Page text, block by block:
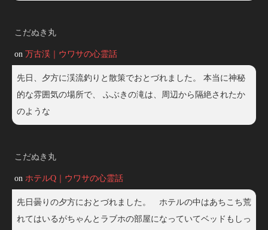
こだぬき丸
on 万古渓｜ウワサの心霊話
先日、夕方に渓流釣りと散策でおとづれました。 本当に神秘
的な雰囲気の場所で、 ふぶきの滝は、周辺から隔絶されたか
のような
こだぬき丸
on ホテルQ｜ウワサの心霊話
先日曇りの夕方におとづれました。 ホテルの中はあちこち荒
れてはいるがちゃんとラブホの部屋になっていてベッドもしっ